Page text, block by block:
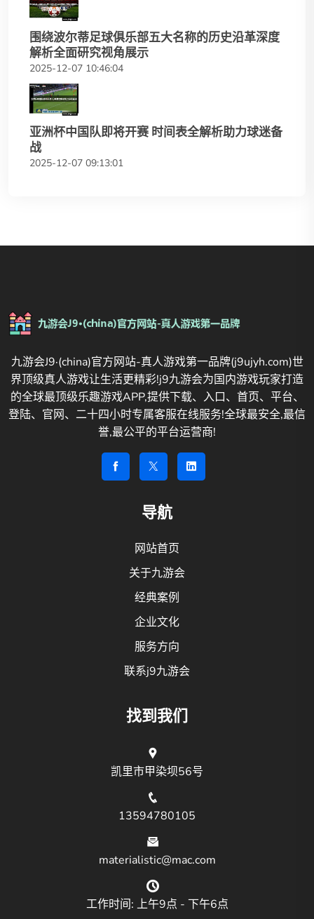
围绕波尔蒂足球俱乐部五大名称的历史沿革深度
解析全面研究视角展示
2025-12-07 10:46:04
亚洲杯中国队即将开赛 时间表全解析助力球迷备
战
2025-12-07 09:13:01
九游会J9·(china)官方网站-真人游戏第一品牌(j9ujyh.com)世
界顶级真人游戏让生活更精彩!j9九游会为国内游戏玩家打造
的全球最顶级乐趣游戏APP,提供下载、入口、首页、平台、
登陆、官网、二十四小时专属客服在线服务!全球最安全,最信
誉,最公平的平台运营商!
导航
网站首页
关于九游会
经典案例
企业文化
服务方向
联系j9九游会
找到我们
凯里市甲染坝56号
13594780105
materialistic@mac.com
工作时间: 上午9点 - 下午6点